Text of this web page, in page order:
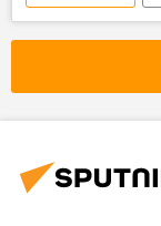
Kultura – vesti